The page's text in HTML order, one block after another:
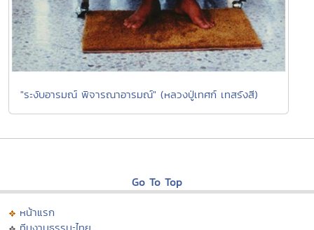
"ระงับอารมณ์ พิจารณาอารมณ์" (หลวงปู่เทศก์ เทสรังสี)
Go To Top
หน้าแรก